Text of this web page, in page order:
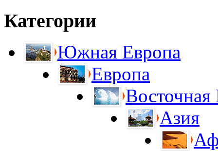
Категории
Южная Европа
Европа
Восточная
Азия